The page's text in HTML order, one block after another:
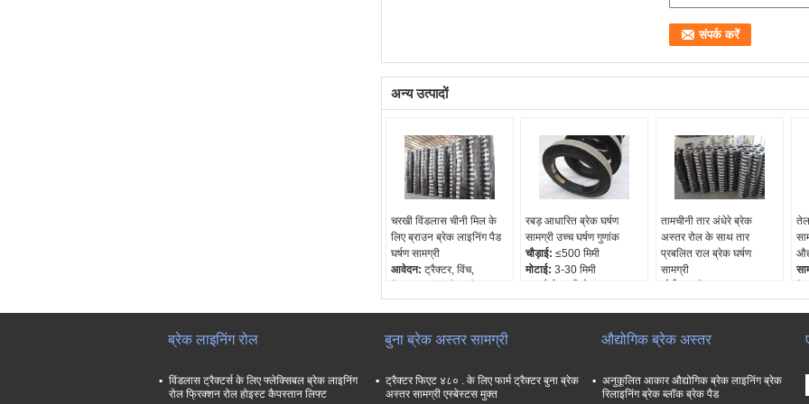
अन्य उत्पादों
चरखी विंडलास चीनी मिल के
लिए ब्राउन ब्रेक लाइनिंग पैड
घर्षण सामग्री
आवेदन: ट्रैक्टर, विंच,
क्रेन, ब्लेंडर, पावर जनरेटर,
सामग्री:पीतल के तार,
विस्कोस फाइबर, ग्लास फाइबर,
निशल्क नमूने:हाँ
ओईएम:हाँ
रबड़ आधारित ब्रेक घर्षण
सामग्री उच्च घर्षण गुणांक
चौड़ाई:≤500 मिमी
मोटाई:3-30 मिमी
निशल्क नमूने:उपलब्ध
तामचीनी तार अंधेरे ब्रेक
अस्तर रोल के साथ तार
प्रबलित राल ब्रेक घर्षण
सामग्री
तेल प्रतिरोध:उत्कृष्ट
चौड़ाई:≤600 मिमी
तेल
ब्रेक लाइनिंग रोल
विंडलास ट्रैक्टर्स के लिए फ्लेक्सिबल ब्रेक लाइनिंग
रोल फ्रिक्शन रोल होइस्ट कैपस्तान लिफ्ट
बुना ब्रेक अस्तर सामग्री
ट्रैक्टर फिएट ४८० . के लिए फार्म ट्रैक्टर बुना ब्रेक
अस्तर सामग्री एस्बेस्टस मुक्त
औद्योगिक ब्रेक अस्तर
अनुकूलित आकार औद्योगिक ब्रेक लाइनिंग ब्रेक
रिलाइनिंग ब्रेक ब्लॉक ब्रेक पैड